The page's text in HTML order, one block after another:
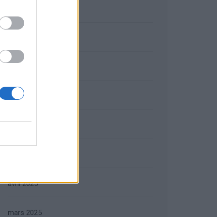
juillet 2025
avril 2025
mars 2025